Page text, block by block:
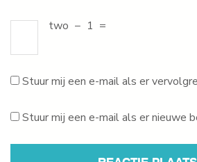
two − 1 =
Stuur mij een e-mail als er
Stuur mij een e-mail als er nieuwe